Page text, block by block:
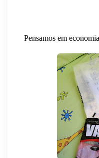
Pensamos em